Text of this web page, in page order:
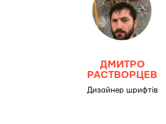
ДМИТРО
РАСТВОРЦЕВ
Дизайнер шрифтів